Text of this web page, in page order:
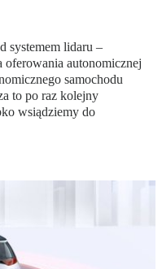
systemem lidaru –
autonomicznej
samochodu
to po raz kolejny
wsiądziemy do